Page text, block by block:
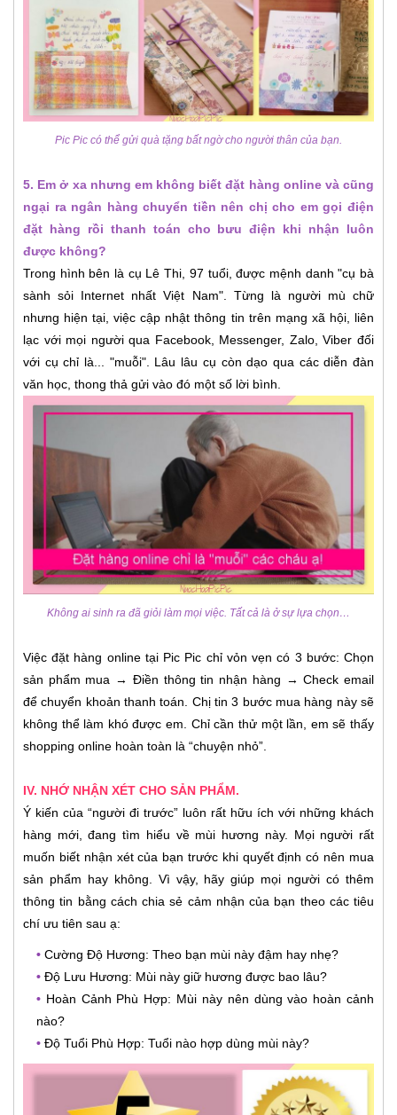
Pic Pic có thể gửi quà tặng bất ngờ cho người thân của bạn.
5. Em ở xa nhưng em không biết đặt hàng online và cũng
ngại ra ngân hàng chuyển tiền nên chị cho em gọi điện
đặt hàng rồi thanh toán cho bưu điện khi nhận luôn
được không?
Trong hình bên là cụ Lê Thi, 97 tuổi, được mệnh danh "cụ bà
sành sỏi Internet nhất Việt Nam". Từng là người mù chữ
nhưng hiện tại, việc cập nhật thông tin trên mạng xã hội, liên
lạc với mọi người qua Facebook, Messenger, Zalo, Viber đối
với cụ chỉ là... "muỗi". Lâu lâu cụ còn dạo qua các diễn đàn
văn học, thong thả gửi vào đó một số lời bình.
Không ai sinh ra đã giỏi làm mọi việc. Tất cả là ở sự lựa chọn…
Việc đặt hàng online tại Pic Pic chỉ vỏn vẹn có 3 bước: Chọn
sản phẩm mua → Điền thông tin nhận hàng → Check email
để chuyển khoản thanh toán. Chị tin 3 bước mua hàng này sẽ
không thể làm khó được em. Chỉ cần thử một lần, em sẽ thấy
shopping online hoàn toàn là “chuyện nhỏ”.
IV. NHỚ NHẬN XÉT CHO SẢN PHẨM.
Ý kiến của “người đi trước” luôn rất hữu ích với những khách
hàng mới, đang tìm hiểu về mùi hương này. Mọi người rất
muốn biết nhận xét của bạn trước khi quyết định có nên mua
sản phẩm hay không. Vì vậy, hãy giúp mọi người có thêm
thông tin bằng cách chia sẻ cảm nhận của bạn theo các tiêu
chí ưu tiên sau ạ:
• Cường Độ Hương: Theo bạn mùi này đậm hay nhẹ?
• Độ Lưu Hương: Mùi này giữ hương được bao lâu?
• Hoàn Cảnh Phù Hợp: Mùi này nên dùng vào hoàn cảnh
nào?
• Độ Tuổi Phù Hợp: Tuổi nào hợp dùng mùi này?